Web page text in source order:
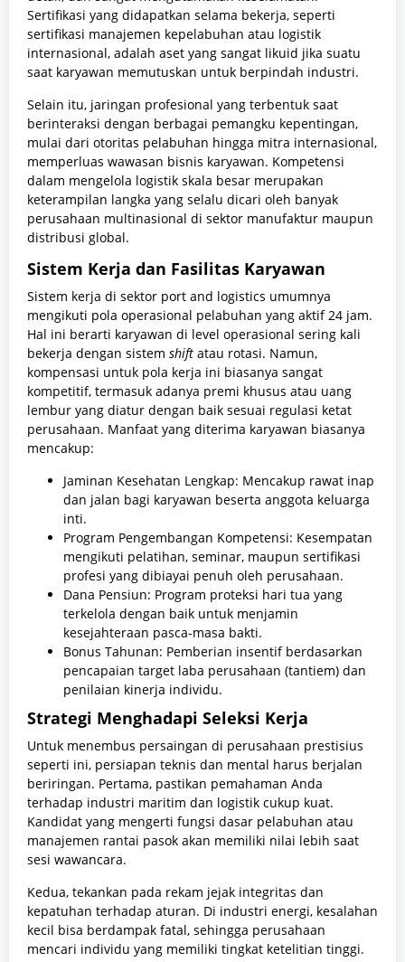
Sertifikasi yang didapatkan selama bekerja, seperti
sertifikasi manajemen kepelabuhan atau logistik
internasional, adalah aset yang sangat likuid jika suatu
saat karyawan memutuskan untuk berpindah industri.
Selain itu, jaringan profesional yang terbentuk saat
berinteraksi dengan berbagai pemangku kepentingan,
mulai dari otoritas pelabuhan hingga mitra internasional,
memperluas wawasan bisnis karyawan. Kompetensi
dalam mengelola logistik skala besar merupakan
keterampilan langka yang selalu dicari oleh banyak
perusahaan multinasional di sektor manufaktur maupun
distribusi global.
Sistem Kerja dan Fasilitas Karyawan
Sistem kerja di sektor port and logistics umumnya
mengikuti pola operasional pelabuhan yang aktif 24 jam.
Hal ini berarti karyawan di level operasional sering kali
bekerja dengan sistem shift atau rotasi. Namun,
kompensasi untuk pola kerja ini biasanya sangat
kompetitif, termasuk adanya premi khusus atau uang
lembur yang diatur dengan baik sesuai regulasi ketat
perusahaan. Manfaat yang diterima karyawan biasanya
mencakup:
Jaminan Kesehatan Lengkap: Mencakup rawat inap
dan jalan bagi karyawan beserta anggota keluarga
inti.
Program Pengembangan Kompetensi: Kesempatan
mengikuti pelatihan, seminar, maupun sertifikasi
profesi yang dibiayai penuh oleh perusahaan.
Dana Pensiun: Program proteksi hari tua yang
terkelola dengan baik untuk menjamin
kesejahteraan pasca-masa bakti.
Bonus Tahunan: Pemberian insentif berdasarkan
pencapaian target laba perusahaan (tantiem) dan
penilaian kinerja individu.
Strategi Menghadapi Seleksi Kerja
Untuk menembus persaingan di perusahaan prestisius
seperti ini, persiapan teknis dan mental harus berjalan
beriringan. Pertama, pastikan pemahaman Anda
terhadap industri maritim dan logistik cukup kuat.
Kandidat yang mengerti fungsi dasar pelabuhan atau
manajemen rantai pasok akan memiliki nilai lebih saat
sesi wawancara.
Kedua, tekankan pada rekam jejak integritas dan
kepatuhan terhadap aturan. Di industri energi, kesalahan
kecil bisa berdampak fatal, sehingga perusahaan
mencari individu yang memiliki tingkat ketelitian tinggi.